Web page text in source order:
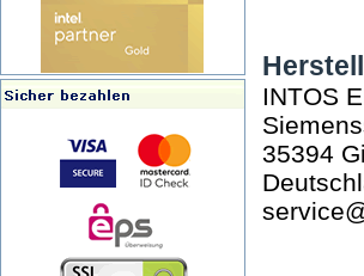
INTOS
35394